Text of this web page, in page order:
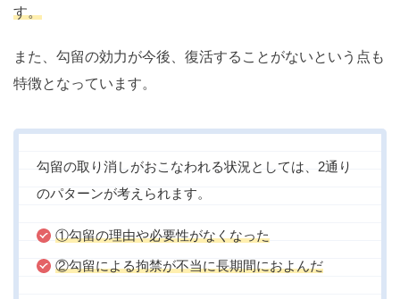
す。
また、勾留の効力が今後、復活することがないという点も
特徴となっています。
勾留の取り消しがおこなわれる状況としては、2通り
のパターンが考えられます。
①勾留の理由や必要性がなくなった
②勾留による拘禁が不当に長期間におよんだ